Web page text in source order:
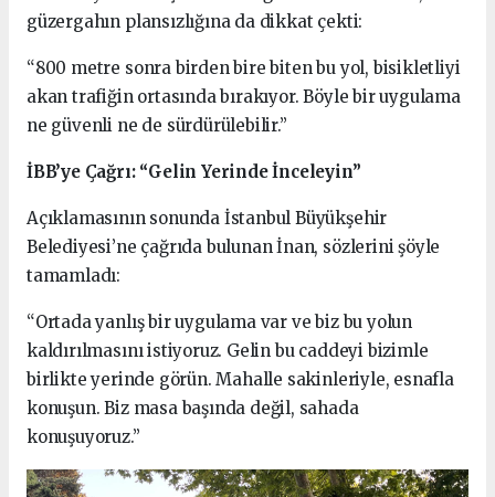
güzergahın plansızlığına da dikkat çekti:
“800 metre sonra birden bire biten bu yol, bisikletliyi
akan trafiğin ortasında bırakıyor. Böyle bir uygulama
ne güvenli ne de sürdürülebilir.”
İBB’ye Çağrı: “Gelin Yerinde İnceleyin”
Açıklamasının sonunda İstanbul Büyükşehir
Belediyesi’ne çağrıda bulunan İnan, sözlerini şöyle
tamamladı:
“Ortada yanlış bir uygulama var ve biz bu yolun
kaldırılmasını istiyoruz. Gelin bu caddeyi bizimle
birlikte yerinde görün. Mahalle sakinleriyle, esnafla
konuşun. Biz masa başında değil, sahada
konuşuyoruz.”